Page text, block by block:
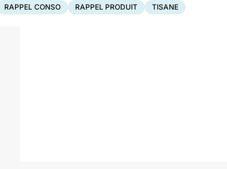
RAPPEL CONSO RAPPEL PRODUIT TISANE